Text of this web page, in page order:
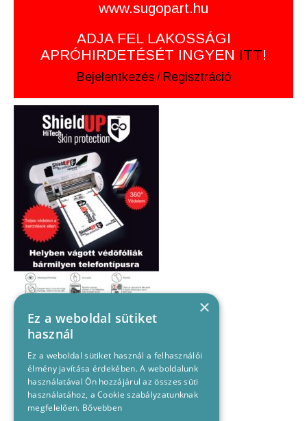
www.sugopart.hu
ADJA FEL LAKOSSÁGI
APRÓHIRDETÉSÉT INGYEN ITT!
Bejelentkezés / Regisztráció
×
Ez a weboldal sütiket
használ
Ez a weboldal sütiket használ a felhasználói
élmény javítása érdekében. A weboldalunk
használatával Ön hozzájárul az összes süti
használatához, a Cookie szabályzatunknak
megfelelően. Bővebben